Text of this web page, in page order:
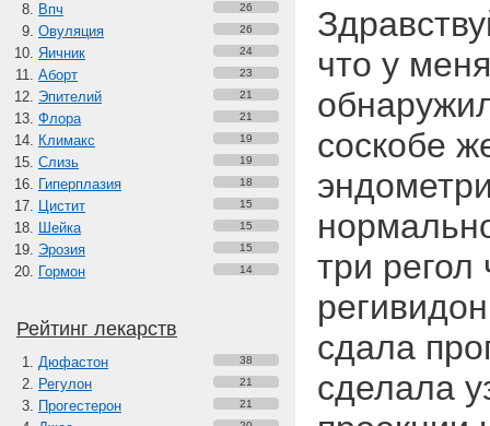
Впч 26
Овуляция 26
Яичник 24
Аборт 23
Эпителий 21
Флора 21
Климакс 19
Слизь 19
Гиперплазия 18
Цистит 15
Шейка 15
Эрозия 15
Гормон 14
Рейтинг лекарств
Дюфастон 38
Регулон 21
Прогестерон 21
что у
соскобе
три регол
сдала
сделала